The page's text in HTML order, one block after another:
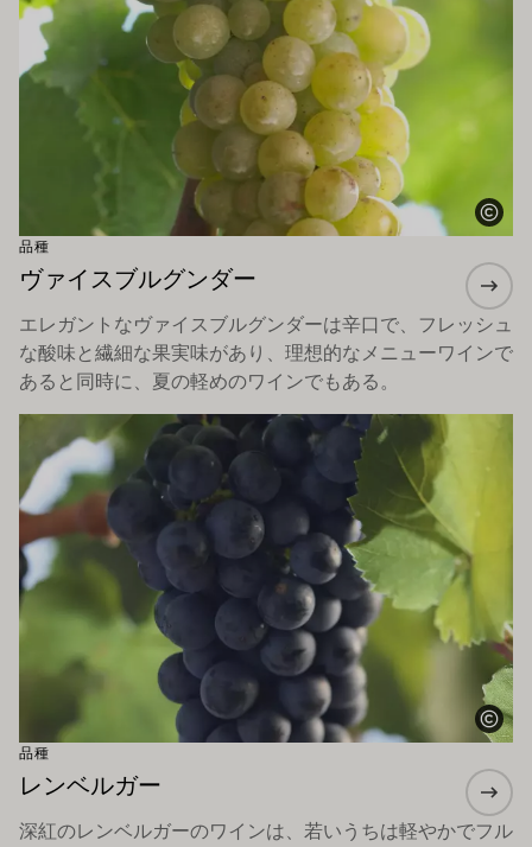
品種
ヴァイスブルグンダー
エレガントなヴァイスブルグンダーは辛口で、フレッシュ
な酸味と繊細な果実味があり、理想的なメニューワインで
あると同時に、夏の軽めのワインでもある。
品種
レンベルガー
深紅のレンベルガーのワインは、若いうちは軽やかでフル
もっと詳しく